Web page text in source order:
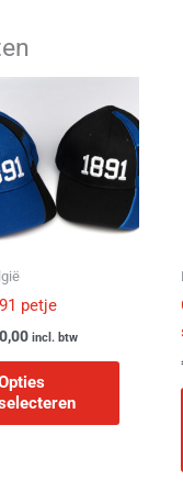
petje
incl. btw
product
heeft
meerdere
variaties.
Deze